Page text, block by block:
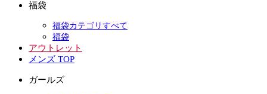
福袋
福袋カテゴリすべて
福袋
アウトレット
メンズ TOP
ガールズ